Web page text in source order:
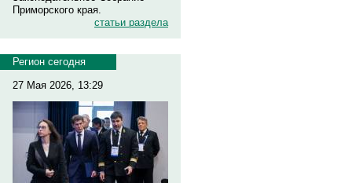
Приморского края.
статьи раздела
Регион сегодня
27 Мая 2026, 13:29